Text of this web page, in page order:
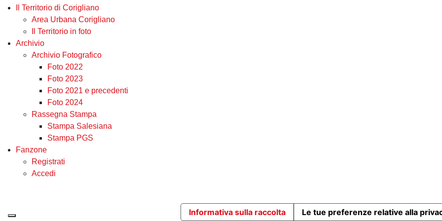
Il Territorio di Corigliano
Area Urbana Corigliano
Il Territorio in foto
Archivio
Archivio Fotografico
Foto 2022
Foto 2023
Foto 2021 e precedenti
Foto 2024
Rassegna Stampa
Stampa Salesiana
Stampa PGS
Fanzone
Registrati
Accedi
Informativa sulla raccolta Le tue preferenze relative alla